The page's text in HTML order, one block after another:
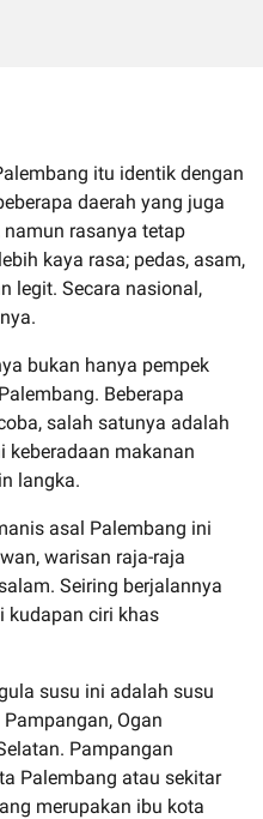
itu identik dengan
daerah yang juga
rasanya tetap
kaya rasa; pedas, asam,
legit. Secara nasional,
bukan hanya pempek
Beberapa
salah satunya adalah
keberadaan makanan
langka.
asal Palembang ini
warisan raja-raja
Seiring berjalannya
kudapan ciri khas
susu ini adalah susu
Ogan
Pampangan
Palembang atau sekitar
merupakan ibu kota